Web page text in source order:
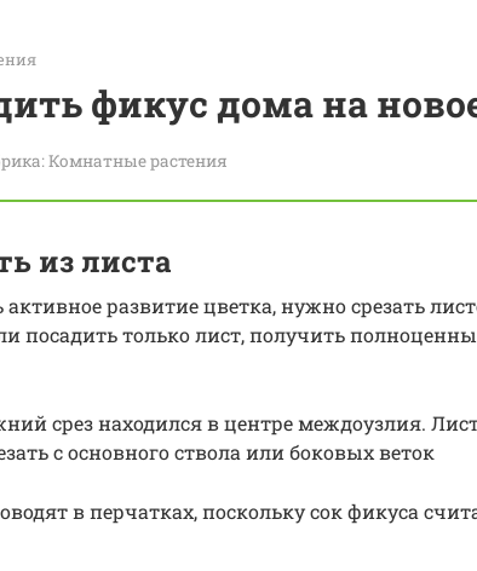
фикус дома на
Комнатные растения
из листа
развитие цветка, нужно срезать
посадить только лист, получить
срез находился в центре междоузлия.
с основного ствола или боковых веток
в перчатках, поскольку сок фикуса